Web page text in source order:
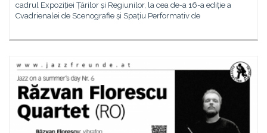
cadrul Expoziției Țărilor și Regiunilor, la cea de-a 16-a ediție a
Cvadrienalei de Scenografie și Spațiu Performativ de